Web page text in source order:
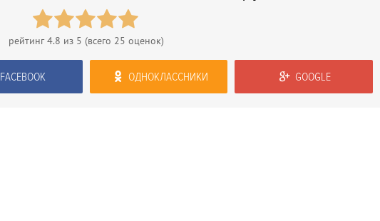
рейтинг4.8 из 5 (всего 25 оценок)
FACEBOOK ОДНОКЛАССНИКИ GOOGLE